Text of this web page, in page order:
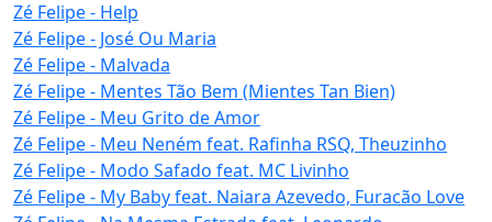
Zé Felipe - Help
Zé Felipe - José Ou Maria
Zé Felipe - Malvada
Zé Felipe - Mentes Tão Bem (Mientes Tan Bien)
Zé Felipe - Meu Grito de Amor
Zé Felipe - Meu Neném feat. Rafinha RSQ, Theuzinho
Zé Felipe - Modo Safado feat. MC Livinho
Zé Felipe - My Baby feat. Naiara Azevedo, Furacão Love